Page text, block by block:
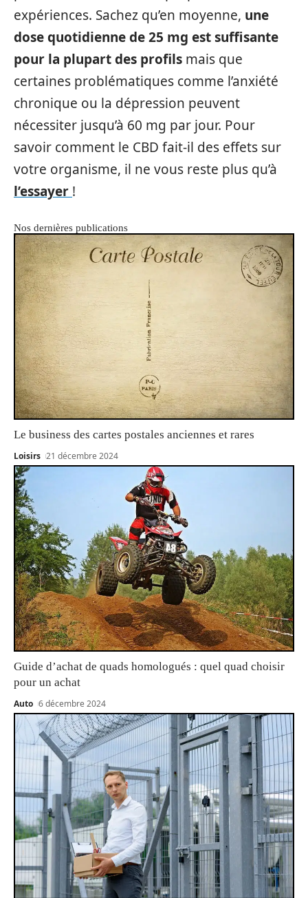
expériences. Sachez qu’en moyenne, une
dose quotidienne de 25 mg est suffisante
pour la plupart des profils mais que
certaines problématiques comme l’anxiété
chronique ou la dépression peuvent
nécessiter jusqu’à 60 mg par jour. Pour
savoir comment le CBD fait-il des effets sur
votre organisme, il ne vous reste plus qu’à
l’essayer !
Nos dernières publications
Le business des cartes postales anciennes et rares
Loisirs 21 décembre 2024
Guide d’achat de quads homologués : quel quad choisir
pour un achat
Auto 6 décembre 2024